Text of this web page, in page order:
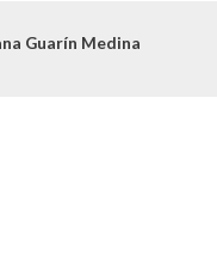
Guarín Medina